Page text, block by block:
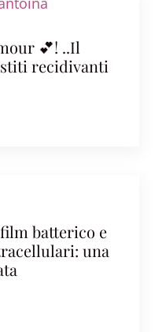
💕! ..Il
recidivanti
💕! ..IL
batterico e
una
BATTERICO E